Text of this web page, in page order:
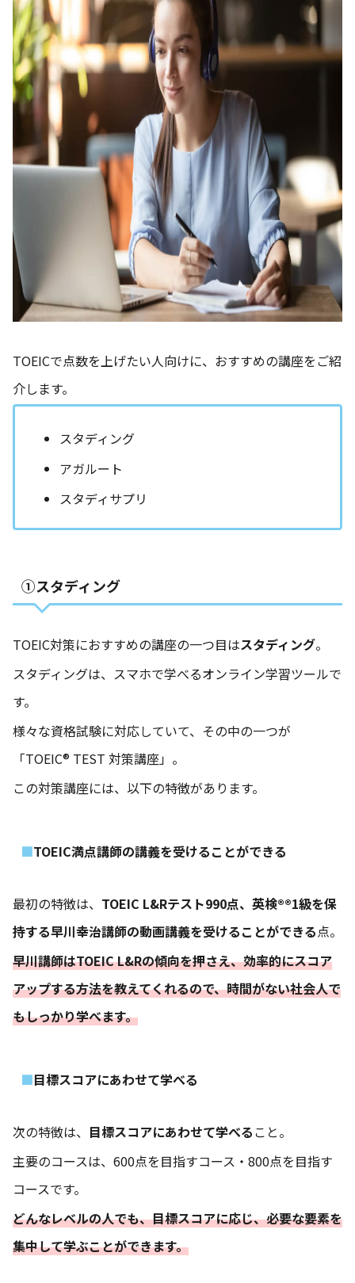
TOEICで点数を上げたい人向けに、おすすめの講座をご紹
介します。
スタディング
アガルート
スタディサプリ
①スタディング
TOEIC対策におすすめの講座の一つ目はスタディング。
スタディングは、スマホで学べるオンライン学習ツールで
す。
様々な資格試験に対応していて、その中の一つが
「TOEIC® TEST 対策講座」。
この対策講座には、以下の特徴があります。
TOEIC満点講師の講義を受けることができる
最初の特徴は、 TOEIC L&Rテスト990点、英検®®︎1級を保
持する早川幸治講師の動画講義を受けることができる点。
早川講師はTOEIC L&Rの傾向を押さえ、効率的にスコア
アップする方法を教えてくれるので、時間がない社会人で
もしっかり学べます。
目標スコアにあわせて学べる
次の特徴は、 目標スコアにあわせて学べる こと。
主要のコースは、600点を目指すコース・800点を目指す
コースです。
どんなレベルの人でも、目標スコアに応じ、必要な要素を
集中して学ぶことができます。